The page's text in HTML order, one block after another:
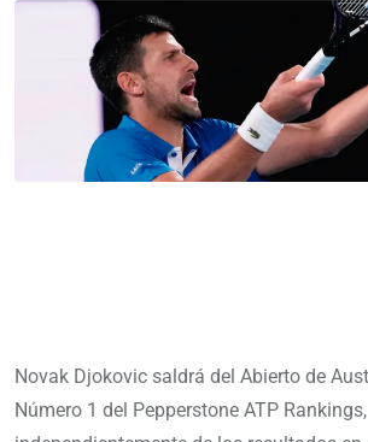
Novak Djokovic saldrá del Abierto de
Número 1 del Pepperstone ATP Rankings,